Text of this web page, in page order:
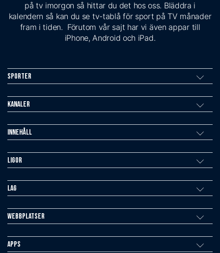
på tv imorgon så hittar du det hos oss. Bläddra i
kalendern så kan du se tv-tablå för sport på TV månader
fram i tiden. Förutom vår sajt har vi även appar till
iPhone, Android och iPad.
Sporter
Kanaler
Innehåll
Ligor
Lag
Webbplatser
Apps